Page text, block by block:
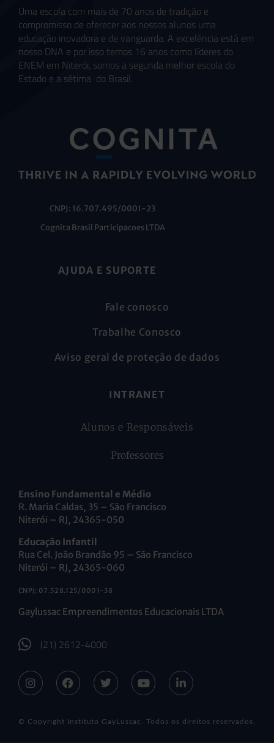
Uma escola com mais de 70 anos de tradição e
compromisso de oferecer aos nossos alunos uma
educação inovadora e de vanguarda. A excelência está em
nosso DNA e por isso temos 16 anos como líderes do
ENEM em Niterói, somos a segunda melhor escola do
Estado e a sétima do Brasil.
CNPJ: 16.707.495/0001-23
Cognita Brasil Participacoes LTDA
AJUDA E SUPORTE
Fale conosco
Trabalhe Conosco
Aviso geral de proteção de dados
INTRANET
Alunos e Responsáveis
Professores
Ensino Fundamental e Médio
R. Maria Caldas, 35 – São Francisco
Niterói – RJ, 24365-050
Educação Infantil
Rua Cel. João Brandão 95 – São Francisco
Niterói – RJ, 24365-060
CNPJ: 07.528.125/0001-38
Gaylussac Empreendimentos Educacionais LTDA
(21) 2612-4000
© Copyright Instituto GayLussac. Todos os direitos reservados.